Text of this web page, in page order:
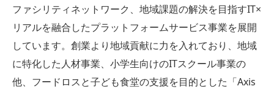
ファシリティネットワーク、地域課題の解決を目指すIT×
リアルを融合したプラットフォームサービス事業を展開
しています。創業より地域貢献に力を入れており、地域
に特化した人材事業、小学生向けのITスクール事業の
他、フードロスと子ども食堂の支援を目的とした「Axis